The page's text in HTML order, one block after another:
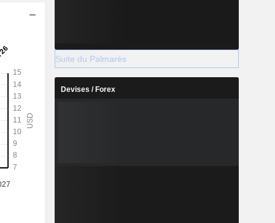
Suite du Palmarès
Devises / Forex